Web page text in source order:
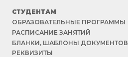
СТУДЕНТАМ
ОБРАЗОВАТЕЛЬНЫЕ ПРОГРАММЫ
РАСПИСАНИЕ ЗАНЯТИЙ
БЛАНКИ, ШАБЛОНЫ ДОКУМЕНТОВ
РЕКВИЗИТЫ